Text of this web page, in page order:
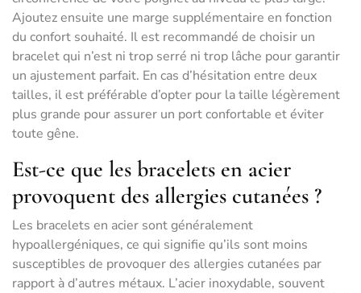
Ajoutez ensuite une marge supplémentaire en fonction
du confort souhaité. Il est recommandé de choisir un
bracelet qui n’est ni trop serré ni trop lâche pour garantir
un ajustement parfait. En cas d’hésitation entre deux
tailles, il est préférable d’opter pour la taille légèrement
plus grande pour assurer un port confortable et éviter
toute gêne.
Est-ce que les bracelets en acier
provoquent des allergies cutanées ?
Les bracelets en acier sont généralement
hypoallergéniques, ce qui signifie qu’ils sont moins
susceptibles de provoquer des allergies cutanées par
rapport à d’autres métaux. L’acier inoxydable, souvent